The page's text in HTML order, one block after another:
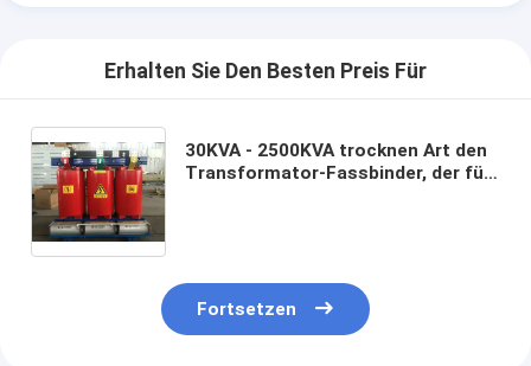
Erhalten Sie Den Besten Preis Für
30KVA - 2500KVA trocknen Art den
Transformator-Fassbinder, der für
Fortsetzen